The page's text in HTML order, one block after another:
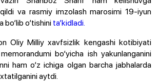
va rasmiy imzolash marosimi 19-iyun
o‘tishinita’kidladi.
Oliy Milliy xavfsizlik kengashi kotibiyati
bo‘yicha ish yakunlanganini
ham o‘z ichiga olgan barcha jabhalarda
aytdi.